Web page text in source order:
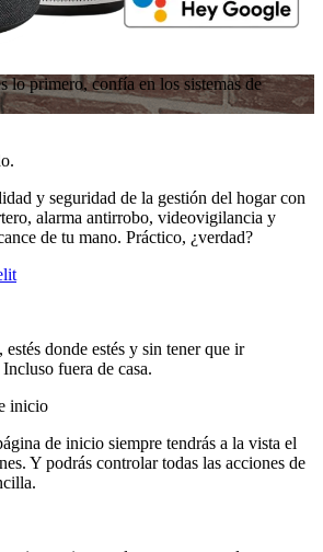
lo primero, confía en los sistemas de
.
y seguridad de la gestión del hogar con
alarma antirrobo, videovigilancia y
de tu mano. Práctico, ¿verdad?
donde estés y sin tener que ir
fuera de casa.
inicio
de inicio siempre tendrás a la vista el
Y podrás controlar todas las acciones de